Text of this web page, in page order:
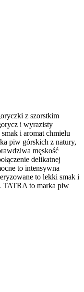
z szorstkim
i wyrazisty
i aromat chmielu
piw górskich z natury,
męskość
delikatnej
to intensywna
to lekki smak i
TATRA to marka piw